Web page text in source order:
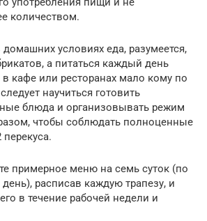
количеством.
условиях еда, разумеется,
а питаться каждый день
кафе или ресторанах мало кому по
научиться готовить
блюда и организовывать режим
чтобы соблюдать полноценные
примерное меню на семь суток (по
расписав каждую трапезу, и
в течение рабочей недели и